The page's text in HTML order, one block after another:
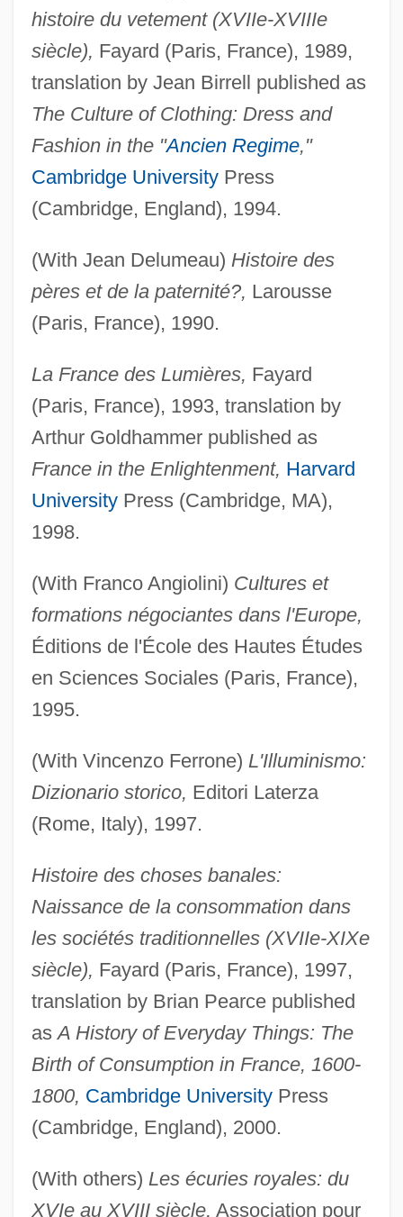
histoire du vetement (XVIIe-XVIIIe
siècle), Fayard (Paris, France), 1989,
translation by Jean Birrell published as
The Culture of Clothing: Dress and
Fashion in the "Ancien Regime,"
Cambridge UniversityPress
(Cambridge, England), 1994.
(With Jean Delumeau) Histoire des
pères et de la paternité?, Larousse
(Paris, France), 1990.
La France des Lumières, Fayard
(Paris, France), 1993, translation by
Arthur Goldhammer published as
France in the Enlightenment, Harvard
UniversityPress (Cambridge, MA),
1998.
(With Franco Angiolini) Cultures et
formations négociantes dans l'Europe,
Éditions de l'École des Hautes Études
en Sciences Sociales (Paris, France),
1995.
(With Vincenzo Ferrone) L'Illuminismo:
Dizionario storico, Editori Laterza
(Rome, Italy), 1997.
Histoire des choses banales:
Naissance de la consommation dans
les sociétés traditionnelles (XVIIe-XIXe
siècle), Fayard (Paris, France), 1997,
translation by Brian Pearce published
asA History of Everyday Things: The
Birth of Consumption in France, 1600-
1800, Cambridge UniversityPress
(Cambridge, England), 2000.
(With others) Les écuries royales: du
XVIe au XVIII siècle, Association pour